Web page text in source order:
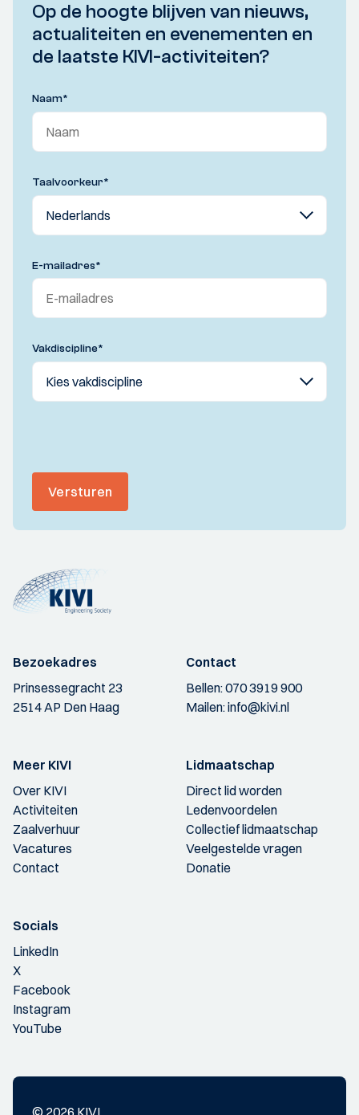
Op de hoogte blijven van nieuws,
actualiteiten en evenementen en
de laatste KIVI-activiteiten?
Naam*
Taalvoorkeur*
E-mailadres*
Vakdiscipline*
Versturen
Bezoekadres
Prinsessegracht 23
2514 AP Den Haag
Contact
Bellen:070 3919 900
Mailen:info@kivi.nl
Meer KIVI
Over KIVI
Activiteiten
Zaalverhuur
Vacatures
Contact
Lidmaatschap
Direct lid worden
Ledenvoordelen
Collectief lidmaatschap
Veelgestelde vragen
Donatie
Socials
LinkedIn
X
Facebook
Instagram
YouTube
© 2026 KIVI